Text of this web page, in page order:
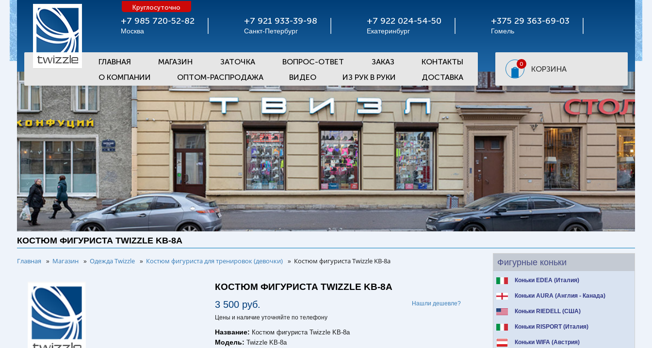
+7 985 720-52-82
Москва
Круглосуточно
+7 921 933-39-98
Санкт-Петербург
+7 922 024-54-50
Екатеринбург
+375 29 363-69-03
Гомель
ГЛАВНАЯ МАГАЗИН ЗАТОЧКА ВОПРОС-ОТВЕТ ЗАКАЗ
КОНТАКТЫ
О КОМПАНИИ
ОПТОМ-РАСПРОДАЖА ВИДЕО ИЗ РУК В РУКИ ДОСТАВКА
0
КОРЗИНА
КОСТЮМ ФИГУРИСТА TWIZZLE KB-8A
Фигурные коньки
Коньки EDEA (Италия)
Коньки AURA (Англия - Канада)
Коньки RIEDELL (США)
Коньки RISPORT (Италия)
Коньки WIFA (Австрия)
Главная » Магазин » Одежда Twizzle » Костюм фигуриста для тренировок (девочки) » Костюм фигуриста Twizzle KB-8a
КОСТЮМ ФИГУРИСТА TWIZZLE KB-8A
3 500 руб. Нашли дешевле?
Цены и наличие уточняйте по телефону
Название: Костюм фигуриста Twizzle KB-8a
Модель:Twizzle KB-8a